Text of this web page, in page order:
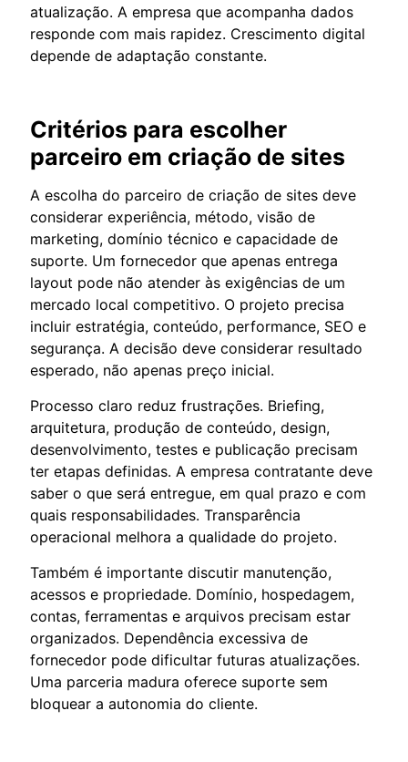
atualização. A empresa que acompanha dados
responde com mais rapidez. Crescimento digital
depende de adaptação constante.
Critérios para escolher
parceiro em criação de sites
A escolha do parceiro de criação de sites deve
considerar experiência, método, visão de
marketing, domínio técnico e capacidade de
suporte. Um fornecedor que apenas entrega
layout pode não atender às exigências de um
mercado local competitivo. O projeto precisa
incluir estratégia, conteúdo, performance, SEO e
segurança. A decisão deve considerar resultado
esperado, não apenas preço inicial.
Processo claro reduz frustrações. Briefing,
arquitetura, produção de conteúdo, design,
desenvolvimento, testes e publicação precisam
ter etapas definidas. A empresa contratante deve
saber o que será entregue, em qual prazo e com
quais responsabilidades. Transparência
operacional melhora a qualidade do projeto.
Também é importante discutir manutenção,
acessos e propriedade. Domínio, hospedagem,
contas, ferramentas e arquivos precisam estar
organizados. Dependência excessiva de
fornecedor pode dificultar futuras atualizações.
Uma parceria madura oferece suporte sem
bloquear a autonomia do cliente.